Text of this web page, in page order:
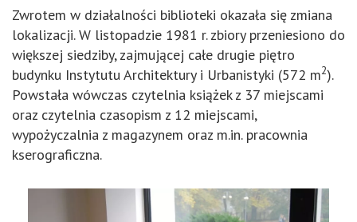
Zwrotem w działalności biblioteki okazała się zmiana
lokalizacji. W listopadzie 1981 r. zbiory przeniesiono do
większej siedziby, zajmującej całe drugie piętro
budynku Instytutu Architektury i Urbanistyki (572 m2).
Powstała wówczas czytelnia książek z 37 miejscami
oraz czytelnia czasopism z 12 miejscami,
wypożyczalnia z magazynem oraz m.in. pracownia
kserograficzna.